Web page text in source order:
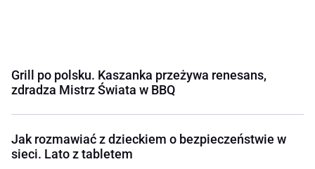
Grill po polsku. Kaszanka przeżywa renesans,
zdradza Mistrz Świata w BBQ
Jak rozmawiać z dzieckiem o bezpieczeństwie w
sieci. Lato z tabletem